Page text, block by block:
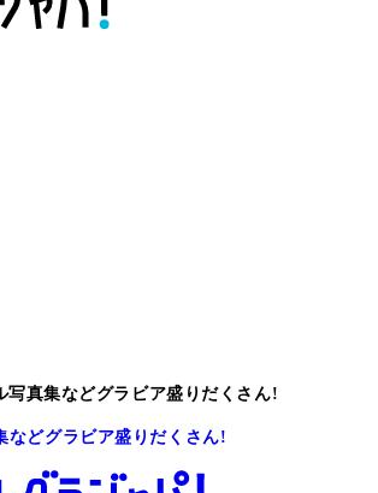
写真集などグラビア盛りだくさん!
などグラビア盛りだくさん!